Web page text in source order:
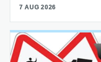
7 AUG 2026